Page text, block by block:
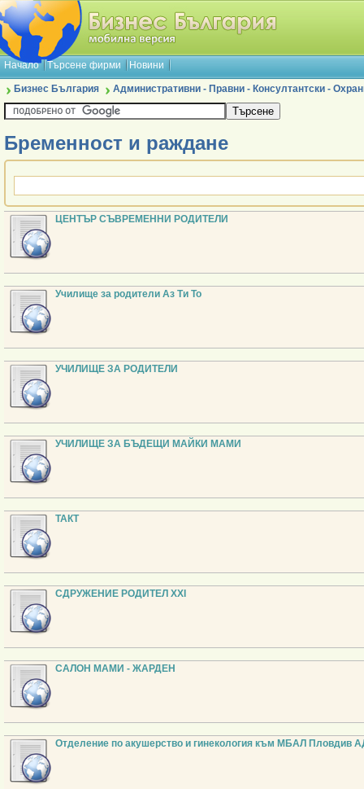
Начало Търсене фирми Новини
Бизнес България Административни - Правни - Консултантски -
Бременност и раждане
ЦЕНТЪР СЪВРЕМЕННИ РОДИТЕЛИ
Училище за родители Аз Ти То
УЧИЛИЩЕ ЗА РОДИТЕЛИ
УЧИЛИЩЕ ЗА БЪДЕЩИ МАЙКИ МАМИ
ТАКТ
СДРУЖЕНИЕ РОДИТЕЛ XXI
САЛОН МАМИ - ЖАРДЕН
Отделение по акушерство и гинекология към МБАЛ Пловдив